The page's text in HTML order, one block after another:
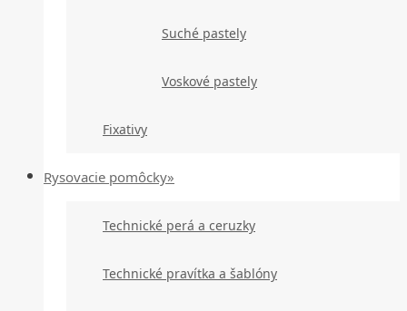
Suché pastely
Voskové pastely
Fixativy
Rysovacie pomôcky»
Technické perá a ceruzky
Technické pravítka a šablóny